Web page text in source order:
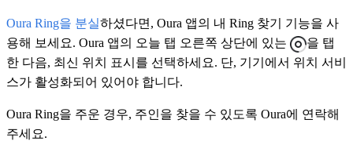
Oura Ring을 분실하셨다면, Oura 앱의 내 Ring 찾기 기능을 사
용해 보세요. Oura 앱의 오늘 탭 오른쪽 상단에 있는
을 탭
한 다음, 최신 위치 표시를 선택하세요. 단, 기기에서 위치 서비
스가 활성화되어 있어야 합니다.
Oura Ring을 주운 경우, 주인을 찾을 수 있도록 Oura에 연락해
주세요.